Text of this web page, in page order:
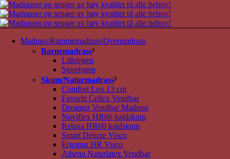
Madrass/Rammemadrass/Overmadrass
Barnemadrass
Lillebjørn
Storebjørn
Skum/Naturmadrass
Comfort Lux 13 cm
Favoritt Cellex Vendbar
Dreamer Vendbar Madrass
Noviflex HR60 kaldskum
Relaxa HR60 kaldskum
Smart Deluxe Visco
Ergopur HR Visco
Athena Naturlatex Vendbar